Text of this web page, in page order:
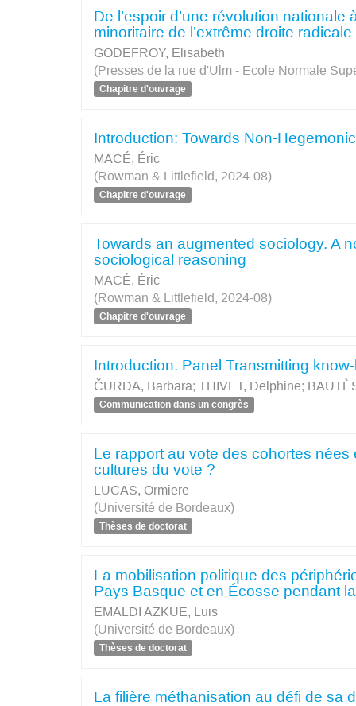
De l’espoir d’une révolution
minoritaire de l’extrême droite
GODEFROY, Elisabeth
(Presses de la rue d'Ulm - Ecole Normale
Chapitre d'ouvrage
Introduction: Towards Non-
MACÉ, Éric
(Rowman & Littlefield, 2024-08)
Chapitre d'ouvrage
Towards an augmented sociology. A
sociological reasoning
MACÉ, Éric
(Rowman & Littlefield, 2024-08)
Chapitre d'ouvrage
Introduction. Panel Transmitting
ČURDA, Barbara; THIVET, Delphine;
Communication dans un congrès
Le rapport au vote des cohortes
cultures du vote ?
LUCAS, Ormiere
(Université de Bordeaux)
Thèses de doctorat
La mobilisation politique des
Pays Basque et en Écosse pendant
EMALDI AZKUE, Luis
(Université de Bordeaux)
Thèses de doctorat
La filière méthanisation au défi de sa